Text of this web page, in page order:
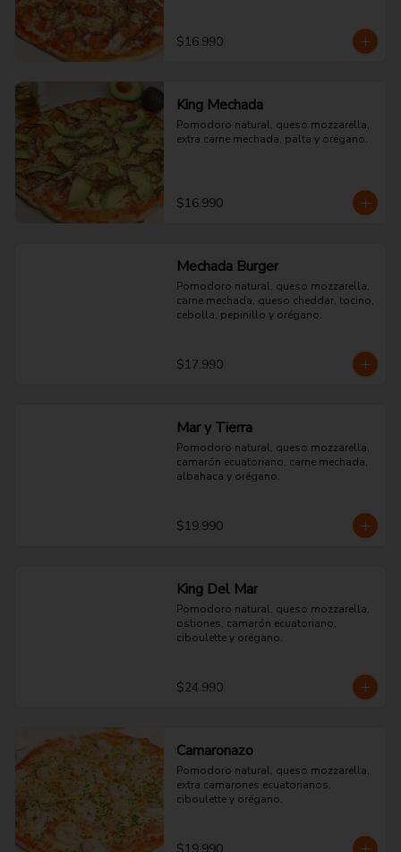
$16.990
King Mechada
Pomodoro natural, queso mozzarella,
extra carne mechada, palta y orégano.
$16.990
Mechada Burger
Pomodoro natural, queso mozzarella,
carne mechada, queso cheddar, tocino,
cebolla, pepinillo y orégano.
$17.990
Mar y Tierra
Pomodoro natural, queso mozzarella,
camarón ecuatoriano, carne mechada,
albahaca y orégano.
$19.990
King Del Mar
Pomodoro natural, queso mozzarella,
ostiones, camarón ecuatoriano,
ciboulette y orégano.
$24.990
Camaronazo
Pomodoro natural, queso mozzarella,
extra camarones ecuatorianos,
ciboulette y orégano.